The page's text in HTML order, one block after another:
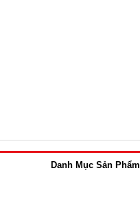
Danh Mục Sản Phẩm